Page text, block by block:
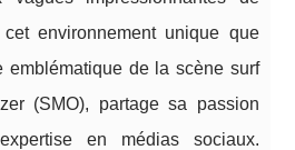
environnement unique que
emblématique de la scène surf
(SMO), partage sa passion
en médias sociaux.